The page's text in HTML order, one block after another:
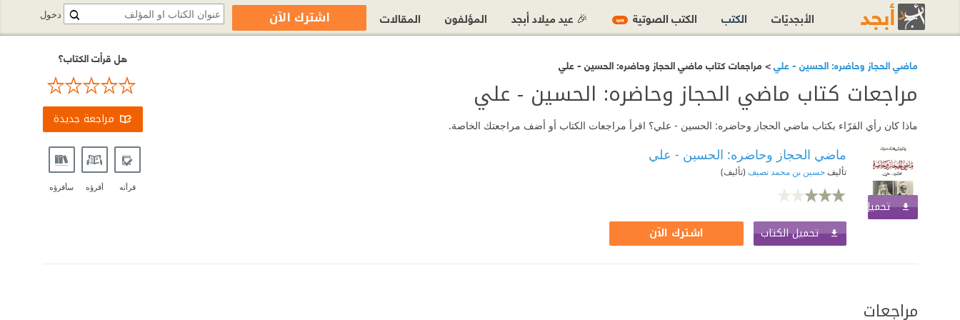
ماضي الحجاز وحاضره: الحسين - علي> مراجعات كتاب ماضي الحجاز وحاضره: الحسين - علي
مراجعات كتاب ماضي الحجاز وحاضره: الحسين - علي
ماذا كان رأي القرّاء بكتاب ماضي الحجاز وحاضره: الحسين - علي؟ اقرأ مراجعات الكتاب أو أضف مراجعتك الخاصة.
تحميل الكتاب اشترك الآن
ماضي الحجاز وحاضره: الحسين - علي
تأليفحسين بن محمد نصيف (تأليف)
تحميل الكتاب اشترك الآن
هل قرأت الكتاب؟
مراجعة جديدة
قرأته أقرؤه سأقرؤه
مراجعات
دخول الأبجديّات الكتب الكتب الصوتية جديد 🎉 عيد ميلاد أبجد المؤلفون المقالات اشترك الآن